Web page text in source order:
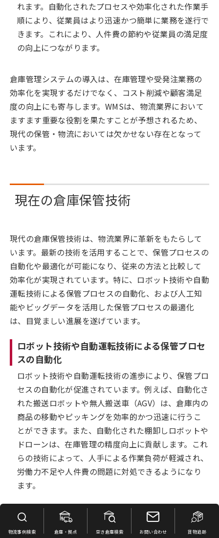
れます。自動化されたプロセスや効率化された作業手
順により、従業員はより迅速かつ簡単に業務を遂行で
きます。これにより、人件費の節約や従業員の満足度
の向上につながります。
倉庫管理システムの導入は、在庫管理や受発注業務の
効率化を実現するだけでなく、コスト削減や顧客満足
度の向上にも寄与します。WMSは、物流業界において
ますます重要な役割を果たすことが予想されるため、
現代の保管・物流においては欠かせない存在となって
います。
現在の倉庫保管技術
現代の倉庫保管技術は、物流業界に革新をもたらして
います。最新の技術を活用することで、保管プロセスの
自動化や最適化が可能になり、従来の方法と比較して
効率化が実現されています。特に、ロボット技術や自動
運転技術による保管プロセスの自動化、および人工知
能やビッグデータを活用した保管プロセスの最適化
は、目覚ましい進展を遂げています。
ロボット技術や自動運転技術による保管プロセ
スの自動化
ロボット技術や自動運転技術の進歩により、保管プロ
セスの自動化が促進されています。例えば、自動化さ
れた搬送ロボットや無人搬送車（AGV）は、倉庫内の
商品の移動やピッキングを効率的かつ迅速に行うこ
とができます。また、自動化された棚卸しロボットや
ドローンは、在庫管理の精度向上に貢献します。これ
らの技術によって、人手による作業負荷が軽減され、
労働力不足や人件費の問題に対処できるようになり
ます。
人工知能やビッグデータを活用した保管プロセ
スの最適化
物流事例検索 倉庫・拠点 空き倉庫検索 お問い合わせ 貨物追跡